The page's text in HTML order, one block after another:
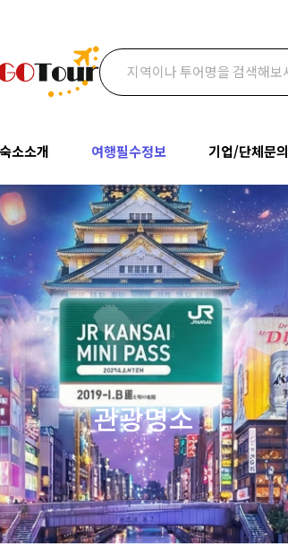
숙소소개
오사카
교토
나라
고베
와카야마
여행필수정보
여행필수정보
맛집추천
관광명소
추천투어/상품
검색어
숙소소개
오사카
교토
나라
고베
와카야마
여행필수정보
여행필수정보
맛집추천
관광명소
추천투어/상품
기업/단체문의
기업/단체문의
통역문의
박람회문의
관광명소